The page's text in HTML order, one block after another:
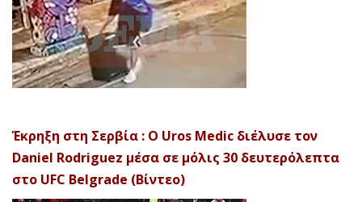
Έκρηξη στη Σερβία : Ο Uros Medic διέλυσε τον
Daniel Rodriguez μέσα σε μόλις 30 δευτερόλεπτα
στο UFC Belgrade (Βίντεο)